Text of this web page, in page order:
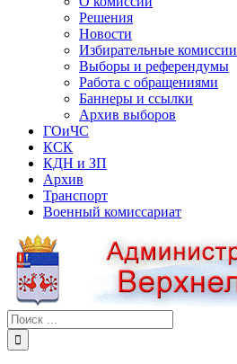
Решения
Новости
Избирательные комиссии
Выборы и референдумы
Работа с обращениями
Баннеры и ссылки
Архив выборов
ГОиЧС
КСК
КДН и ЗП
Архив
Транспорт
Военный комиссариат
Результат
поиска: